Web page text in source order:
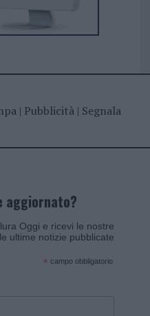
| Pubblicità| Segnala
aggiornato?
Oggi e ricevi le nostre
ultime notizie pubblicate
* campo obbligatorio